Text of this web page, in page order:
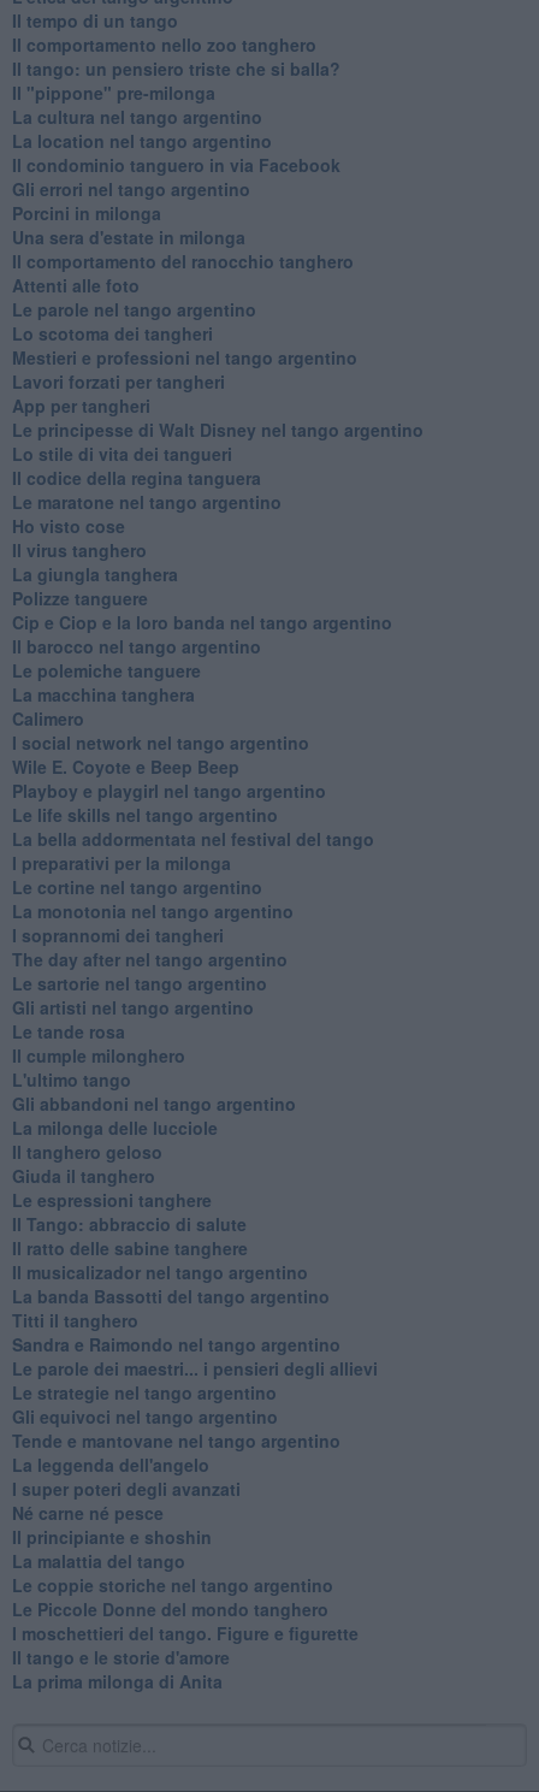
Il tempo di un tango
Il comportamento nello zoo tanghero
Il tango: un pensiero triste che si balla?
Il "pippone" pre-milonga
La cultura nel tango argentino
La location nel tango argentino
Il condominio tanguero in via Facebook
Gli errori nel tango argentino
Porcini in milonga
Una sera d'estate in milonga
Il comportamento del ranocchio tanghero
Attenti alle foto
Le parole nel tango argentino
Lo scotoma dei tangheri
Mestieri e professioni nel tango argentino
Lavori forzati per tangheri
App per tangheri
Le principesse di Walt Disney nel tango argentino
Lo stile di vita dei tangueri
Il codice della regina tanguera
Le maratone nel tango argentino
Ho visto cose
Il virus tanghero
La giungla tanghera
Polizze tanguere
Cip e Ciop e la loro banda nel tango argentino
Il barocco nel tango argentino
Le polemiche tanguere
La macchina tanghera
Calimero
​I social network nel tango argentino
Wile E. Coyote e Beep Beep
Playboy e playgirl nel tango argentino
Le life skills nel tango argentino
La bella addormentata nel festival del tango
I preparativi per la milonga
Le cortine nel tango argentino
La monotonia nel tango argentino
I soprannomi dei tangheri
The day after nel tango argentino
Le sartorie nel tango argentino
Gli artisti nel tango argentino
Le tande rosa
Il cumple milonghero
L'ultimo tango
Gli abbandoni nel tango argentino
La milonga delle lucciole
Il tanghero geloso
Giuda il tanghero
Le espressioni tanghere
Il Tango: abbraccio di salute
Il ratto delle sabine tanghere
Il musicalizador nel tango argentino
La banda Bassotti del tango argentino
Titti il tanghero
Sandra e Raimondo nel tango argentino
Le parole dei maestri... i pensieri degli allievi
Le strategie nel tango argentino
Gli equivoci nel tango argentino
Tende e mantovane nel tango argentino
La leggenda dell'angelo
I super poteri degli avanzati
​Né carne né pesce
Il principiante e shoshin
La malattia del tango
Le coppie storiche nel tango argentino
​Le Piccole Donne del mondo tanghero
I moschettieri del tango. Figure e figurette
Il tango e le storie d'amore
​La prima milonga di Anita